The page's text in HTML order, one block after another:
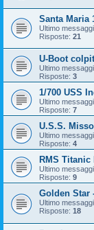
Santa Maria
Ultimo
Risposte: 21
U-Boot
Ultimo
Risposte: 3
1/700 USS
Ultimo
Risposte: 7
U.S.S.
Ultimo
Risposte: 4
RMS Titanic
Ultimo
Risposte: 9
Golden Star
Ultimo
Risposte: 18